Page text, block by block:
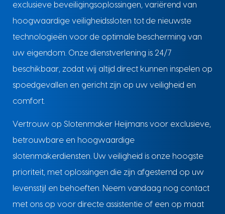
exclusieve beveiligingsoplossingen, variërend van
hoogwaardige veiligheidssloten tot de nieuwste
technologieën voor de optimale bescherming van
uw eigendom. Onze dienstverlening is 24/7
beschikbaar, zodat wij altijd direct kunnen inspelen op
spoedgevallen en gericht zijn op uw veiligheid en
comfort.
Vertrouw op Slotenmaker Heijmans voor exclusieve,
betrouwbare en hoogwaardige
slotenmakerdiensten. Uw veiligheid is onze hoogste
prioriteit, met oplossingen die zijn afgestemd op uw
levensstijl en behoeften. Neem vandaag nog contact
met ons op voor directe assistentie of een op maat